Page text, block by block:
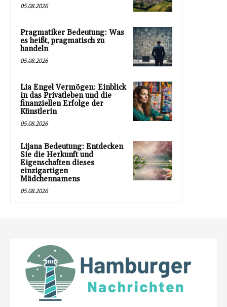
05.08.2026
Pragmatiker Bedeutung: Was
es heißt, pragmatisch zu
handeln
05.08.2026
Lia Engel Vermögen: Einblick
in das Privatleben und die
finanziellen Erfolge der
Künstlerin
05.08.2026
Lijana Bedeutung: Entdecken
Sie die Herkunft und
Eigenschaften dieses
einzigartigen
Mädchennamens
05.08.2026